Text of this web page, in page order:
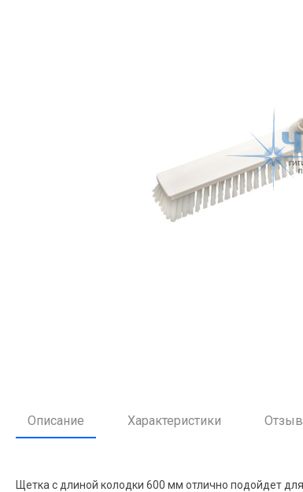
Описание Характеристики
Щетка с длиной колодки 600 мм отлично подойдет